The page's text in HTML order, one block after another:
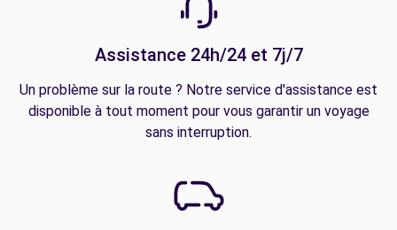
Assistance 24h/24 et 7j/7
Un problème sur la route ? Notre service d'assistance est
disponible à tout moment pour vous garantir un voyage
sans interruption.